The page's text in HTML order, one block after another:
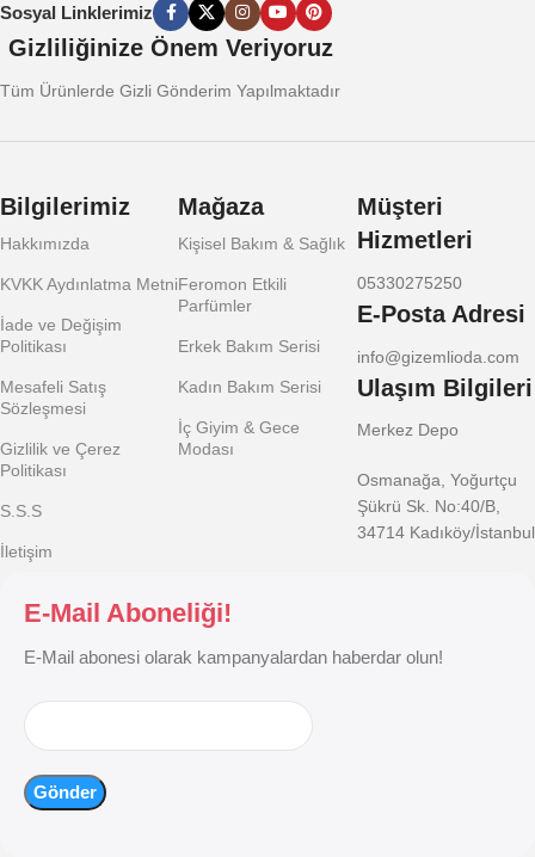
Sosyal Linklerimiz
Gizliliğinize Önem Veriyoruz
Tüm Ürünlerde Gizli Gönderim Yapılmaktadır
Bilgilerimiz
Hakkımızda
KVKK Aydınlatma Metni
İade ve Değişim
Politikası
Mesafeli Satış
Sözleşmesi
Gizlilik ve Çerez
Politikası
S.S.S
İletişim
Mağaza
Kişisel Bakım & Sağlık
Feromon Etkili
Parfümler
Erkek Bakım Serisi
Kadın Bakım Serisi
İç Giyim & Gece
Modası
Müşteri
Hizmetleri
05330275250
E-Posta Adresi
info@gizemlioda.com
Ulaşım Bilgileri
Merkez Depo
Osmanağa, Yoğurtçu
Şükrü Sk. No:40/B,
34714 Kadıköy/İstanbul
E-Mail Aboneliği!
E-Mail abonesi olarak kampanyalardan haberdar olun!